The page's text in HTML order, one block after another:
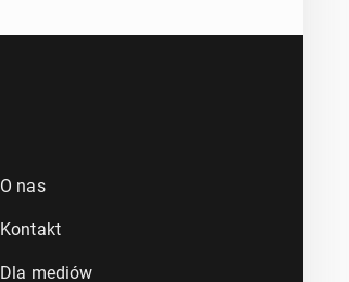
O nas
Kontakt
Dla mediów